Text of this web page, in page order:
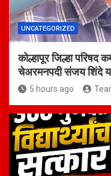
UNCATEGORIZED
कोल्हापूर जिल्हा परिषद
चेअरमनपदी संजय शिंदे
5 hours ago